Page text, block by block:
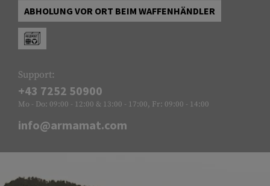
ABHOLUNG VOR ORT BEIM WAFFENHÄNDLER
Support:
+43 7252 50900
Mo - Do: 09:00 - 12:00 & 13:00 - 17:00, Fr: 09:00 - 14:00
info@armamat.com